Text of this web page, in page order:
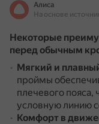
Алиса
Некоторые
перед обычным
Мягкий и
проймы
плечевого пояса,
условную линию
Комфорт в